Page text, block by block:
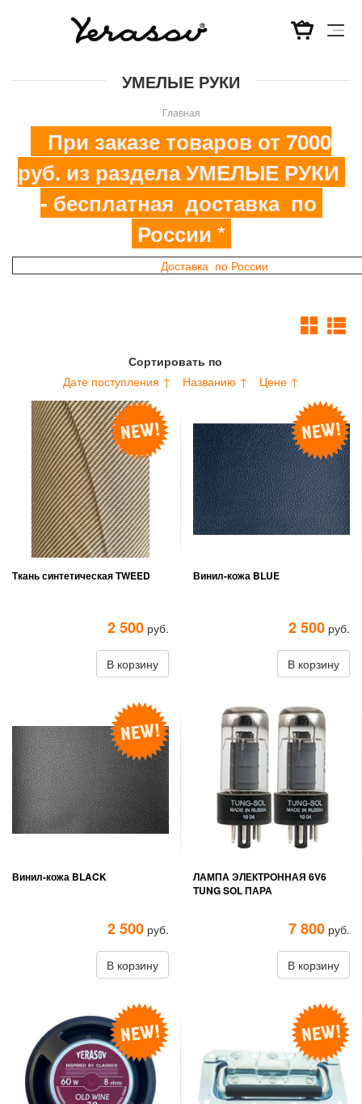
УМЕЛЫЕ РУКИ
Главная
При заказе товаров от 7000
руб. из раздела УМЕЛЫЕ РУКИ
- бесплатная доставка по
России *
Доставка по России
Сортировать по
Дате поступления ↑
Названию ↑ Цене ↑
Ткань синтетическая TWEED
2 500 руб.
В корзину
Винил-кожа BLUE
2 500 руб.
В корзину
Винил-кожа BLACK
2 500 руб.
В корзину
ЛАМПА ЭЛЕКТРОННАЯ 6V6
TUNG SOL ПАРА
7 800 руб.
В корзину